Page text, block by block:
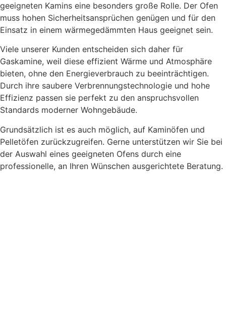
geeigneten Kamins eine besonders große Rolle. Der Ofen
muss hohen Sicherheitsansprüchen genügen und für den
Einsatz in einem wärmegedämmten Haus geeignet sein.
Viele unserer Kunden entscheiden sich daher für
Gaskamine, weil diese effizient Wärme und Atmosphäre
bieten, ohne den Energieverbrauch zu beeinträchtigen.
Durch ihre saubere Verbrennungstechnologie und hohe
Effizienz passen sie perfekt zu den anspruchsvollen
Standards moderner Wohngebäude.
Grundsätzlich ist es auch möglich, auf Kaminöfen und
Pelletöfen zurückzugreifen. Gerne unterstützen wir Sie bei
der Auswahl eines geeigneten Ofens durch eine
professionelle, an Ihren Wünschen ausgerichtete Beratung.